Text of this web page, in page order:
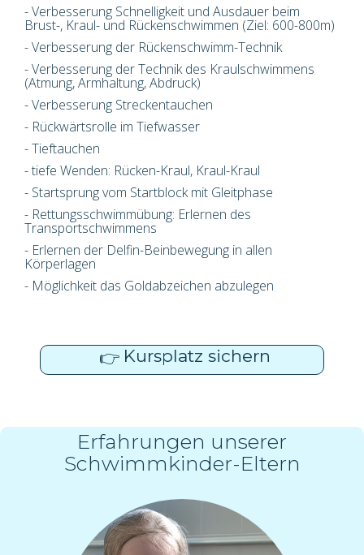
- Verbesserung Schnelligkeit und Ausdauer beim
Brust-, Kraul- und Rückenschwimmen (Ziel: 600-800m)
- Verbesserung der Rückenschwimm-Technik
- Verbesserung der Technik des Kraulschwimmens
(Atmung, Armhaltung, Abdruck)
- Verbesserung Streckentauchen
- Rückwärtsrolle im Tiefwasser
- Tieftauchen
- tiefe Wenden: Rücken-Kraul, Kraul-Kraul
- Startsprung vom Startblock mit Gleitphase
- Rettungsschwimmübung: Erlernen des
Transportschwimmens
- Erlernen der Delfin-Beinbewegung in allen
Körperlagen
- Möglichkeit das Goldabzeichen abzulegen
👉 Kursplatz sichern
Erfahrungen unserer
Schwimmkinder-Eltern